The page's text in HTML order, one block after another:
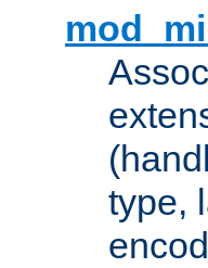
type,